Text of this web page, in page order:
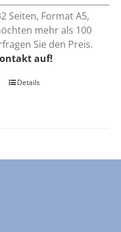
Seiten, Format A5,
mehr als 100
Sie den Preis.
auf!
Dieses
Details